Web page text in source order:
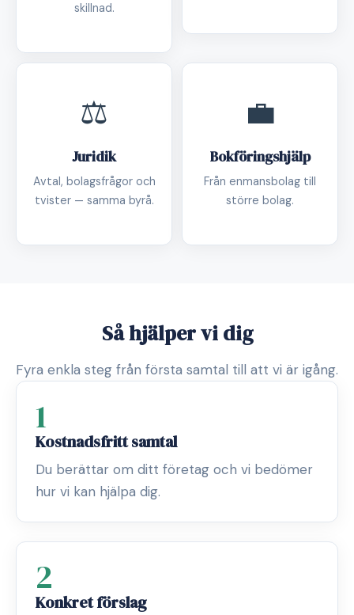
skillnad.
⚖️
Juridik
Avtal, bolagsfrågor och
tvister — samma byrå.
💼
Bokföringshjälp
Från enmansbolag till
större bolag.
Så hjälper vi dig
Fyra enkla steg från första samtal till att vi är igång.
1
Kostnadsfritt samtal
Du berättar om ditt företag och vi bedömer
hur vi kan hjälpa dig.
2
Konkret förslag